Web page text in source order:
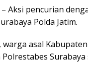
Aksi pencurian
Polda Jatim.
asal